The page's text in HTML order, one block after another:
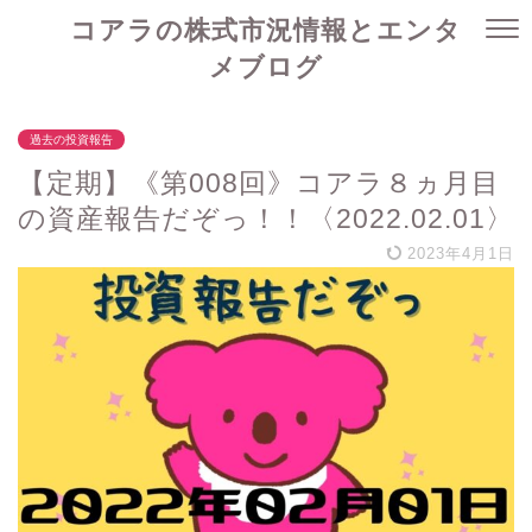
コアラの株式市況情報とエンタ
メブログ
過去の投資報告
【定期】《第008回》コアラ８ヵ月目
の資産報告だぞっ！！〈2022.02.01〉
2023年4月1日